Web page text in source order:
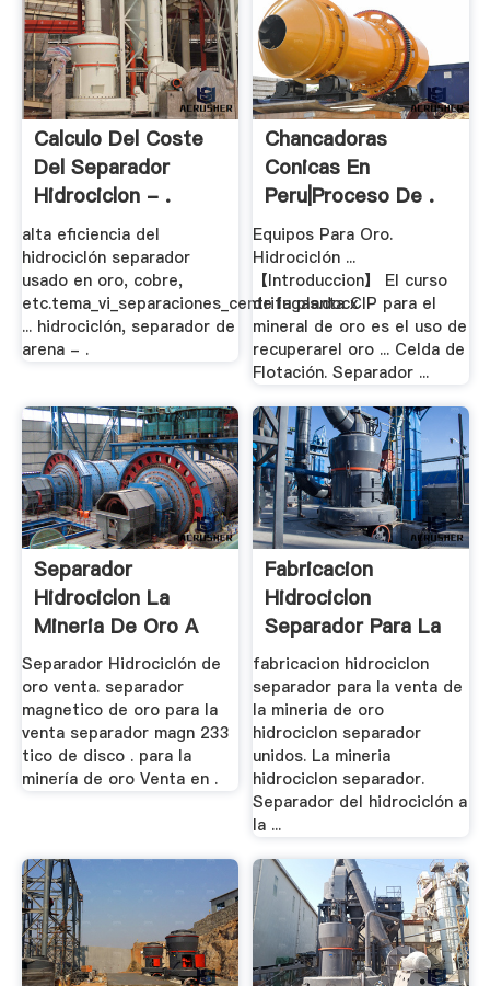
Calculo Del Coste
Del Separador
Hidrociclon - .
alta eficiencia del
hidrociclón separador
usado en oro, cobre,
etc.tema_vi_separaciones_centrifugas.docx
... hidrociclón, separador de
arena - .
Chancadoras
Conicas En
Peru|proceso De .
Equipos Para Oro.
Hidrociclón ...
【Introduccion】 El curso
de la planta CIP para el
mineral de oro es el uso de
recuperarel oro ... Celda de
Flotación. Separador ...
Separador
Hidrociclon La
Mineria De Oro A
La Venta
Separador Hidrociclón de
oro venta. separador
magnetico de oro para la
venta separador magn 233
tico de disco . para la
minería de oro Venta en .
Fabricacion
Hidrociclon
Separador Para La
Venta De .
fabricacion hidrociclon
separador para la venta de
la mineria de oro
hidrociclon separador
unidos. La mineria
hidrociclon separador.
Separador del hidrociclón a
la ...